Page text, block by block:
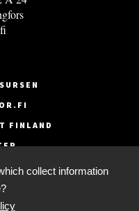
FINLAND
collect information